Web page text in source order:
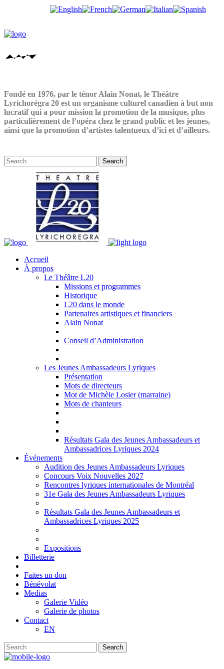
Fondé en 1976, par le ténor Alain Nonat, le Théâtre
Lyrichorégra 20 est un organisme culturel canadien à but non
lucratif qui a pour mission la promotion de la musique, plus
particulièrement de l’opéra chez le grand public et les jeunes,
ainsi que la promotion d’artistes talentueux d’ici et d’ailleurs.
Accueil
À propos
Le Théâtre L20
Missions et programmes
Historique
L20 dans le monde
Partenaires artistiques et financiers
Alain Nonat
Conseil d’Administration
Les Jeunes Ambassadeurs Lyriques
Présentation
Mots de directeurs
Mot de Michèle Losier (marraine)
Mots de chanteurs
Résultats Gala des Jeunes Ambassadeurs et
Ambassadrices Lyriques 2024
Événements
Audition des Jeunes Ambassadeurs Lyriques
Concours Voix Nouvelles 2027
Rencontres lyriques internationales de Montréal
31e Gala des Jeunes Ambassadeurs Lyriques
Résultats Gala des Jeunes Ambassadeurs et
Ambassadrices Lyriques 2025
Expositions
Billetterie
Faites un don
Bénévolat
Medias
Galerie Vidéo
Galerie de photos
Contact
EN